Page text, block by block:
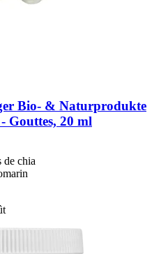
Bio- & Naturprodukte
Gouttes, 20 ml
de chia